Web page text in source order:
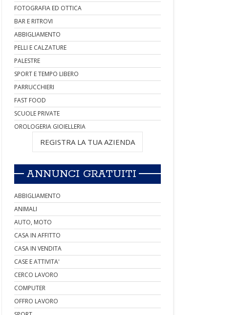
FOTOGRAFIA ED OTTICA
BAR E RITROVI
ABBIGLIAMENTO
PELLI E CALZATURE
PALESTRE
SPORT E TEMPO LIBERO
PARRUCCHIERI
FAST FOOD
SCUOLE PRIVATE
OROLOGERIA GIOIELLERIA
REGISTRA LA TUA AZIENDA
ANNUNCI GRATUITI
ABBIGLIAMENTO
ANIMALI
AUTO, MOTO
CASA IN AFFITTO
CASA IN VENDITA
CASE E ATTIVITA'
CERCO LAVORO
COMPUTER
OFFRO LAVORO